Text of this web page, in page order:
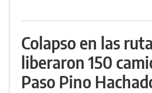
Colapso en las
liberaron 150
Paso Pino